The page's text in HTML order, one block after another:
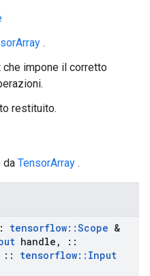
.
impone il corretto
restituito.
da TensorArray .
tensorflow::Scope &
handle ,
::
:: tensorflow:: Input